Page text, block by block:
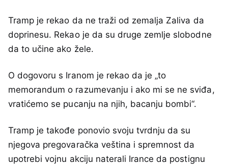
Tramp je rekao da ne traži od zemalja Zaliva da
doprinesu. Rekao je da su druge zemlje slobodne
da to učine ako žele.
O dogovoru s Iranom je rekao da je „to
memorandum o razumevanju i ako mi se ne sviđa,
vratićemo se pucanju na njih, bacanju bombi“.
Tramp je takođe ponovio svoju tvrdnju da su
njegova pregovaračka veština i spremnost da
upotrebi vojnu akciju naterali Irance da postignu